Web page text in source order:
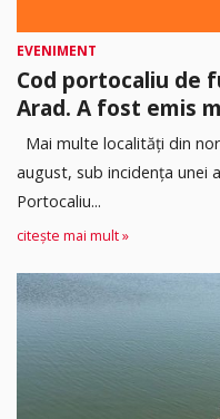
EVENIMENT
Cod portocaliu de
Arad. A fost emis
Mai multe localități din
august, sub incidența unei
Portocaliu...
citește mai mult »